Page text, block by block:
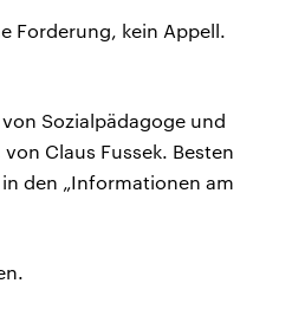
Forderung, kein Appell.
Sozialpädagoge und
Claus Fussek. Besten
den „Informationen am